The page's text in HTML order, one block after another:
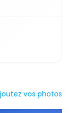
vos photos